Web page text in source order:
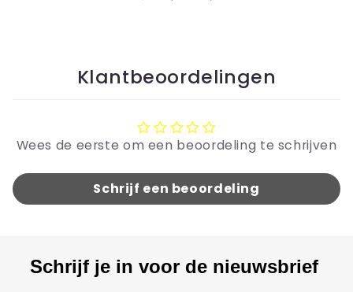
Klantbeoordelingen
Wees de eerste om een beoordeling te schrijven
Schrijf een beoordeling
Schrijf je in voor de nieuwsbrief